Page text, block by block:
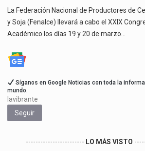
La Federación Nacional de Productores de
y Soja (Fenalce) llevará a cabo el XXIX
Académico los días 19 y 20 de marzo…
Síganos en Google Noticias con toda la
mundo.
lavibrante
Seguir
------------------------ LO MÁS VISTO